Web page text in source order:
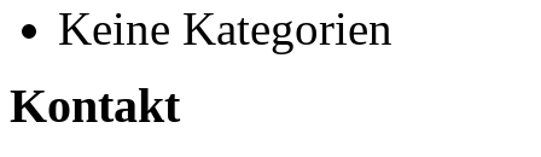
Keine Kategorien
Kontakt